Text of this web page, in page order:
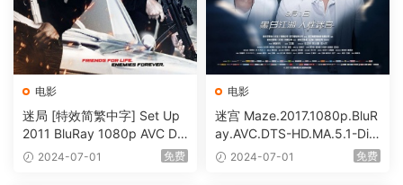
电影
迷局 [特效简繁中字] Set Up
2011 BluRay 1080p AVC DT
S-HD MA5.1-shhaclm@CHD
2024-07-01 免费
电影
迷宫 Maze.2017.1080p.BluR
ay.AVC.DTS-HD.MA.5.1-DiY
@HDHome [BDISO 19.7GB]
2024-07-01 免费